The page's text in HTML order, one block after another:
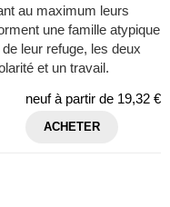
au maximum leurs
une famille atypique
leur refuge, les deux
et un travail.
neuf à partir de 19,32 €
ACHETER